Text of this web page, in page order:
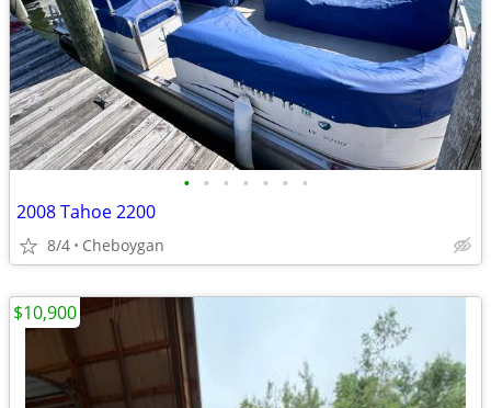
• • • • • • •
2008 Tahoe 2200
8/4 Cheboygan
$10,900